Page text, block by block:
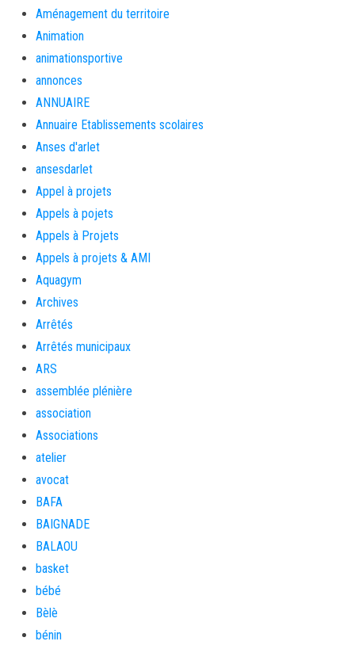
Aménagement du territoire
Animation
animationsportive
annonces
ANNUAIRE
Annuaire Etablissements scolaires
Anses d'arlet
ansesdarlet
Appel à projets
Appels à pojets
Appels à Projets
Appels à projets & AMI
Aquagym
Archives
Arrêtés
Arrêtés municipaux
ARS
assemblée plénière
association
Associations
atelier
avocat
BAFA
BAIGNADE
BALAOU
basket
bébé
Bèlè
bénin